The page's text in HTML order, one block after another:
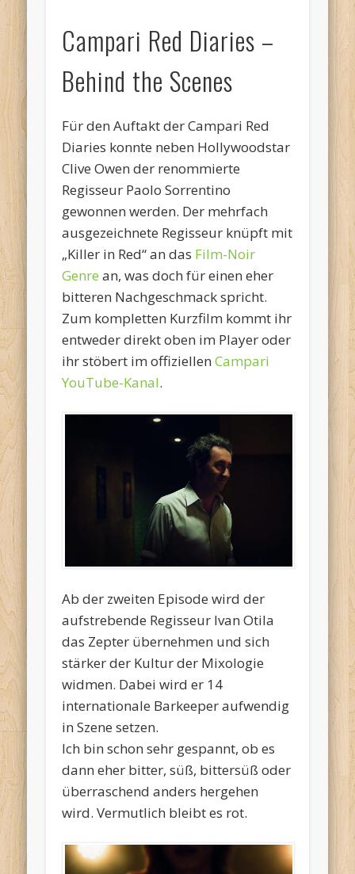
Campari Red Diaries –
Behind the Scenes
Für den Auftakt der Campari Red
Diaries konnte neben Hollywoodstar
Clive Owen der renommierte
Regisseur Paolo Sorrentino
gewonnen werden. Der mehrfach
ausgezeichnete Regisseur knüpft mit
„Killer in Red“ an das Film-Noir
Genre an, was doch für einen eher
bitteren Nachgeschmack spricht.
Zum kompletten Kurzfilm kommt ihr
entweder direkt oben im Player oder
ihr stöbert im offiziellenCampari
YouTube-Kanal.
Ab der zweiten Episode wird der
aufstrebende Regisseur Ivan Otila
das Zepter übernehmen und sich
stärker der Kultur der Mixologie
widmen. Dabei wird er 14
internationale Barkeeper aufwendig
in Szene setzen.
Ich bin schon sehr gespannt, ob es
dann eher bitter, süß, bittersüß oder
überraschend anders hergehen
wird. Vermutlich bleibt es rot.